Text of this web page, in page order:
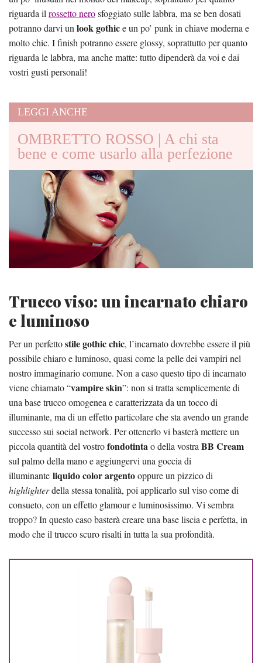
riguarda ilrossetto nerosfoggiato sulle labbra, ma se ben dosati
potranno darvi unlook gothice un po’ punk in chiave moderna e
molto chic. I finish potranno essere glossy, soprattutto per quanto
riguarda le labbra, ma anche matte: tutto dipenderà da voi e dai
vostri gusti personali!
LEGGI ANCHE
OMBRETTO ROSSO | A chi sta
bene e come usarlo alla perfezione
Trucco viso: un incarnato chiaro
e luminoso
Per un perfettostile gothic chic, l’incarnato dovrebbe essere il più
possibile chiaro e luminoso, quasi come la pelle dei vampiri nel
nostro immaginario comune. Non a caso questo tipo di incarnato
viene chiamato “vampire skin”: non si tratta semplicemente di
una base trucco omogenea e caratterizzata da un tocco di
illuminante, ma di un effetto particolare che sta avendo un grande
successo sui social network. Per ottenerlo vi basterà mettere un
piccola quantità del vostrofondotintao della vostra BB Cream
sul palmo della mano e aggiungervi una goccia di
illuminante liquido color argentooppure un pizzico di
highlighterdella stessa tonalità, poi applicarlo sul viso come di
consueto, con un effetto glamour e luminosissimo. Vi sembra
troppo? In questo caso basterà creare una base liscia e perfetta, in
modo che il trucco scuro risalti in tutta la sua profondità.